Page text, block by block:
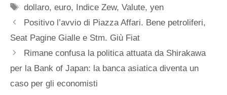
Tag
dollaro,euro, Indice Zew,Valute,yen
Positivo l’avvio di Piazza Affari. Bene petroliferi,
Seat Pagine Gialle e Stm. Giù Fiat
Rimane confusa la politica attuata da Shirakawa
per la Bank of Japan: la banca asiatica diventa un
caso per gli economisti